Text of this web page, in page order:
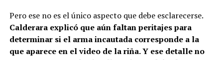
Pero ese no es el único aspecto que debe esclarecerse.
Calderara explicó que aún faltan peritajes para
determinar si el arma incautada corresponde a la
que aparece en el video de la riña. Y ese detalle no